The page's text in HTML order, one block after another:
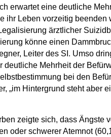
erwartet eine deutliche
ihr Leben vorzeitig beenden
ärztlicher
könne einen
Leiter des SI. Umso
Mehrheit der
bei den
„im Hintergrund steht aber
zeigte sich, dass Ängste
oder schwerer Atemnot